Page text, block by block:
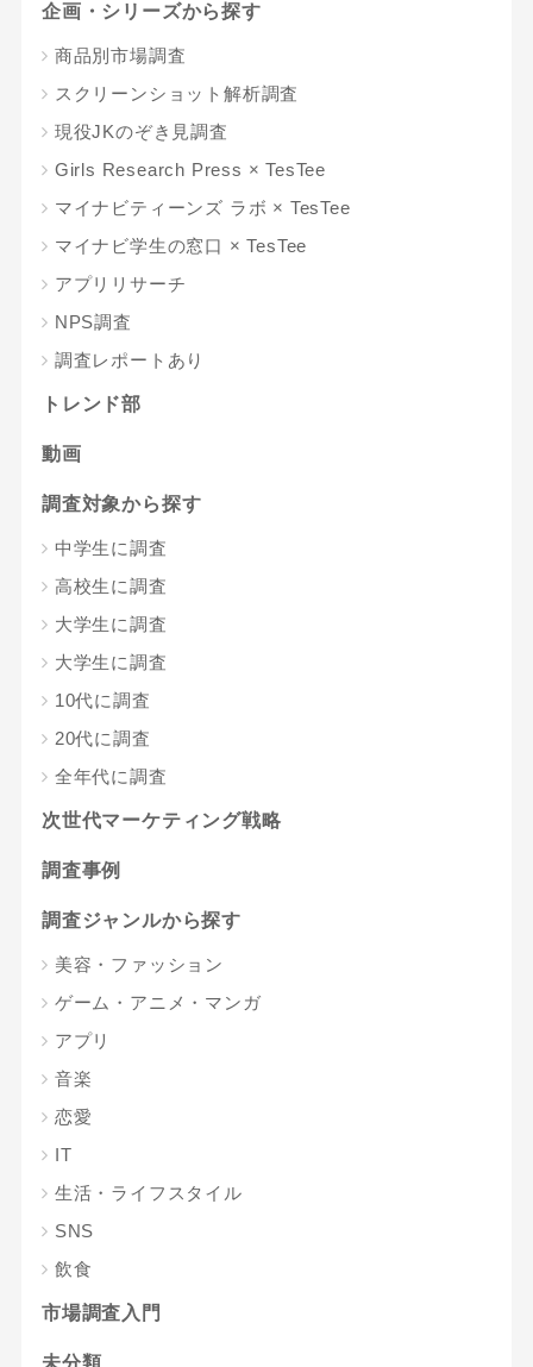
企画・シリーズから探す
商品別市場調査
スクリーンショット解析調査
現役JKのぞき見調査
Girls Research Press × TesTee
マイナビティーンズ ラボ × TesTee
マイナビ学生の窓口 × TesTee
アプリリサーチ
NPS調査
調査レポートあり
トレンド部
動画
調査対象から探す
中学生に調査
高校生に調査
大学生に調査
大学生に調査
10代に調査
20代に調査
全年代に調査
次世代マーケティング戦略
調査事例
調査ジャンルから探す
美容・ファッション
ゲーム・アニメ・マンガ
アプリ
音楽
恋愛
IT
生活・ライフスタイル
SNS
飲食
市場調査入門